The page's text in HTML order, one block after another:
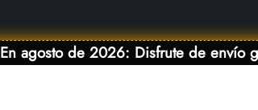
En agosto de 2026: Disfrute de envío